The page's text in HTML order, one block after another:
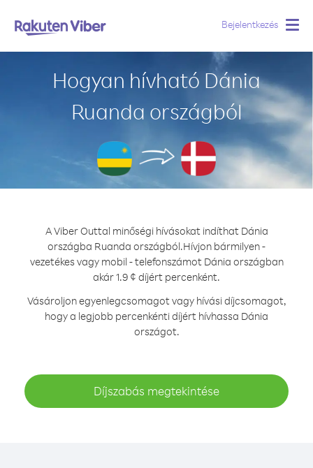
Bejelentkezés
Hogyan hívható Dánia
Ruanda országból
A Viber Outtal minőségi hívásokat indíthat Dánia
országba Ruanda országból.Hívjon bármilyen -
vezetékes vagy mobil - telefonszámot Dánia országban
akár 1.9 ¢ díjért percenként.
Vásároljon egyenlegcsomagot vagy hívási díjcsomagot,
hogy a legjobb percenkénti díjért hívhassa Dánia
országot.
Díjszabás megtekintése